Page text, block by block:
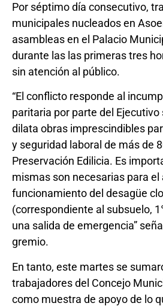
Por séptimo día consecutivo,
municipales nucleados en
asambleas en el Palacio
durante las las primeras tres
sin atención al público.
“El conflicto responde al
paritaria por parte del
dilata obras imprescindibles
y seguridad laboral de más de
Preservación Edilicia. Es
mismas son necesarias para el
funcionamiento del desagüe
(correspondiente al subsuelo,
una salida de emergencia”
gremio.
En tanto, este martes se
trabajadores del Concejo
como muestra de apoyo de lo